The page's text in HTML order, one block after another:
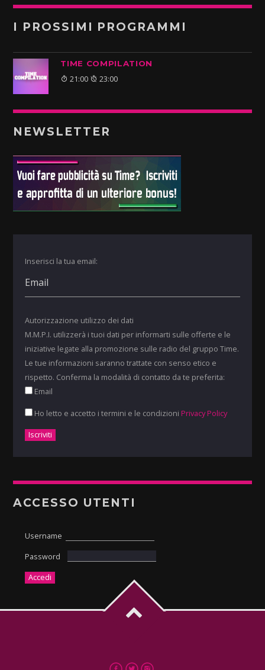
I PROSSIMI PROGRAMMI
TIME COMPILATION
21:00 23:00
NEWSLETTER
Inserisci la tua email:
Autorizzazione utilizzo dei dati
M.M.P.I. utilizzerà i tuoi dati per informarti sulle offerte e le
iniziative legate alla promozione sulle radio del gruppo Time.
Le tue informazioni saranno trattate con senso etico e
rispetto. Conferma la modalità di contatto da te preferita:
Email
Ho letto e accetto i termini e le condizioni Privacy Policy
ACCESSO UTENTI
Username
Password